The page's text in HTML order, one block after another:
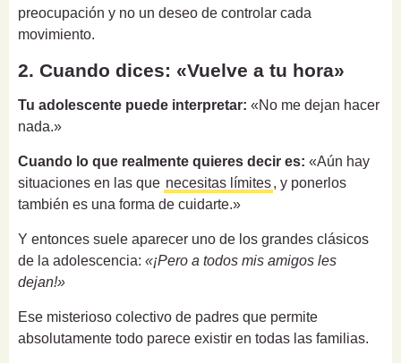
preocupación y no un deseo de controlar cada
movimiento.
2. Cuando dices: «Vuelve a tu hora»
Tu adolescente puede interpretar: «No me dejan hacer
nada.»
Cuando lo que realmente quieres decir es: «Aún hay
situaciones en las que necesitas límites, y ponerlos
también es una forma de cuidarte.»
Y entonces suele aparecer uno de los grandes clásicos
de la adolescencia: «¡Pero a todos mis amigos les
dejan!»
Ese misterioso colectivo de padres que permite
absolutamente todo parece existir en todas las familias.